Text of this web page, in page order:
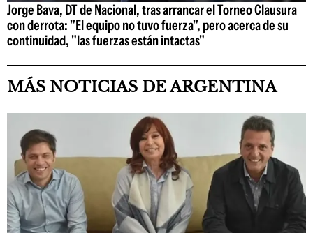
Jorge Bava, DT de Nacional, tras arrancar el Torneo Clausura
con derrota: "El equipo no tuvo fuerza", pero acerca de su
continuidad, "las fuerzas están intactas"
MÁS NOTICIAS DE ARGENTINA